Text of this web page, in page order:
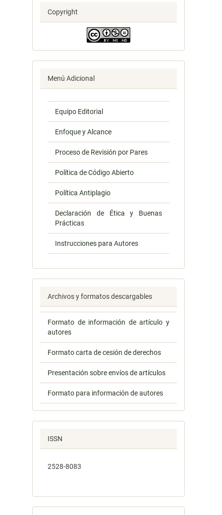
Copyright
Menú Adicional
Equipo Editorial
Enfoque y Alcance
Proceso de Revisión por Pares
Política de Código Abierto
Política Antiplagio
Declaración de Ética y Buenas
Prácticas
Instrucciones para Autores
Archivos y formatos descargables
Formato de información de artículo y
autores
Formato carta de cesión de derechos
Presentación sobre envíos de artículos
Formato para información de autores
ISSN
2528-8083